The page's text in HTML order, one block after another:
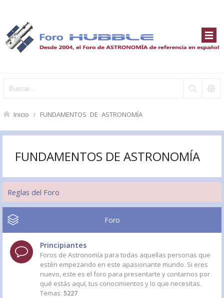
Inicio FUNDAMENTOS DE ASTRONOMÍA
FUNDAMENTOS DE ASTRONOMÍA
Reglas del Foro
Foro
Principiantes
Foros de Astronomía para todas aquellas personas que
estén empezando en este apasionante mundo. Si eres
nuevo, este es el foro para presentarte y contarnos por
qué estás aquí, tus conocimientos y lo que necesitas.
Temas: 5227